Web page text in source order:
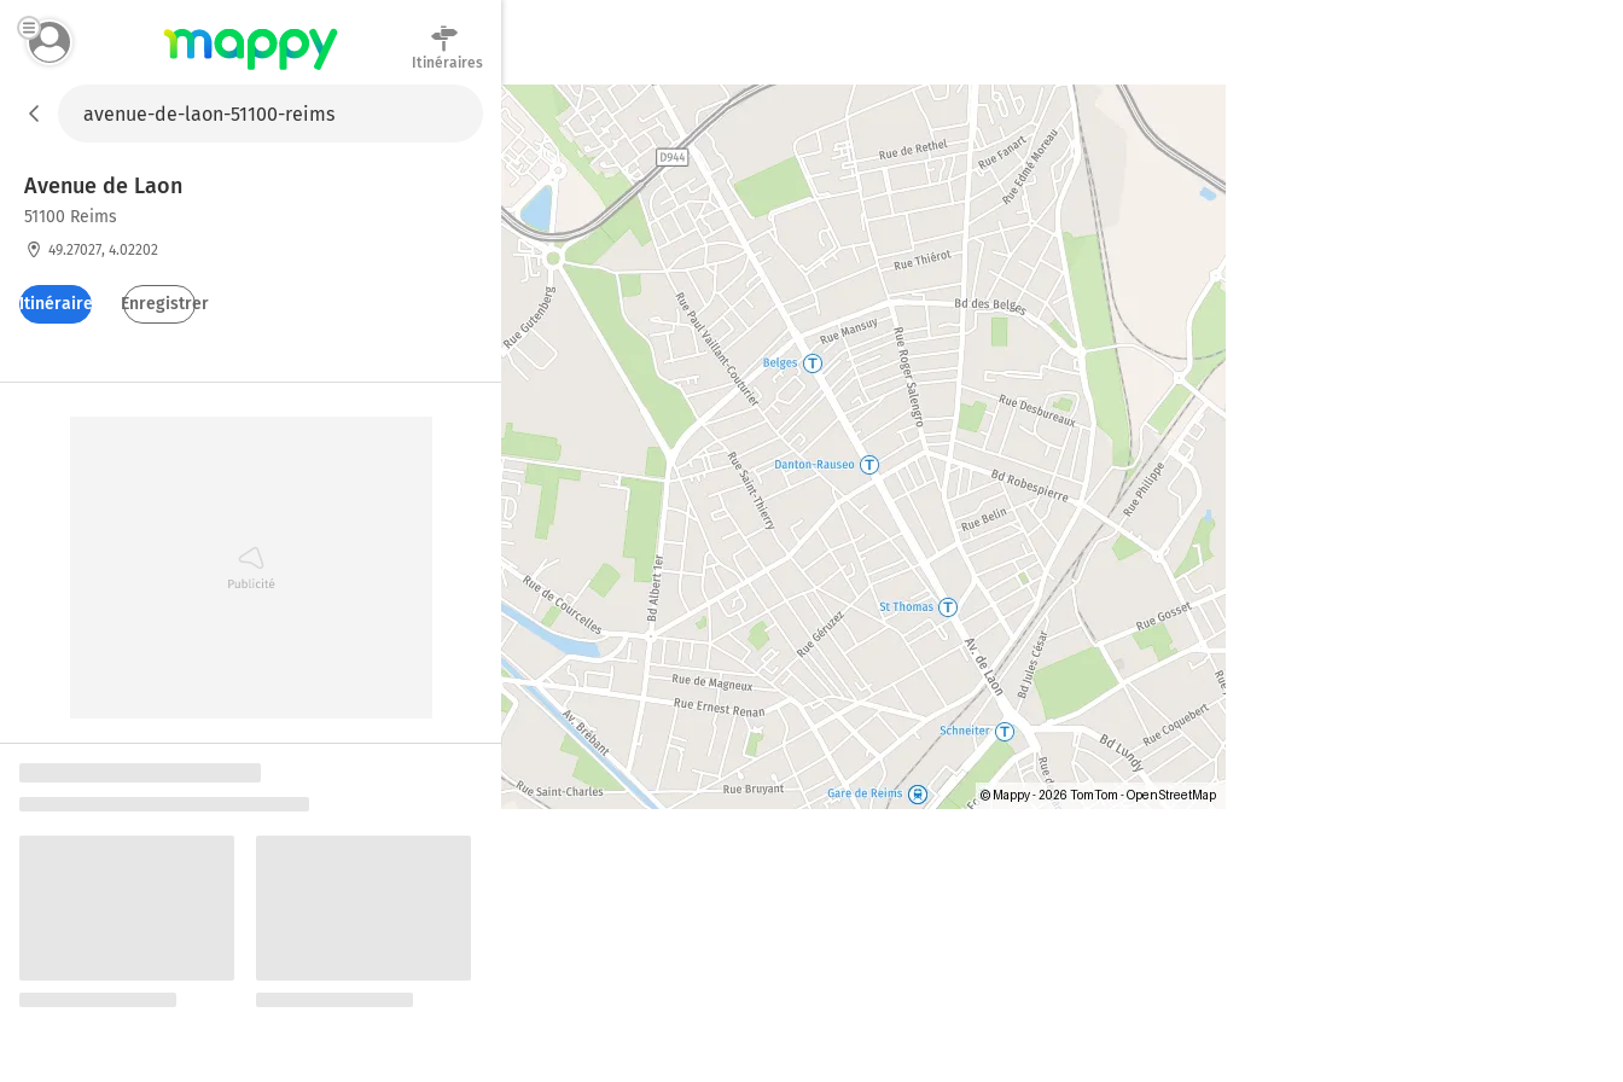
Itinéraires
Avenue de Laon
51100 Reims
49.27027, 4.02202
Itinéraires Enregistrer